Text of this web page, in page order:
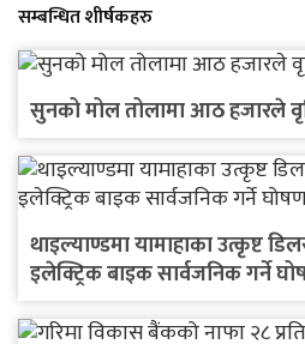
सम्बन्धित शीर्षकहरु
सुनको मोल तोलामा आठ हजारले
थाइल्याण्डमा यामाहाका उत्कृष्ट
इलेक्ट्रिक बाइक सार्वजनिक गर्ने